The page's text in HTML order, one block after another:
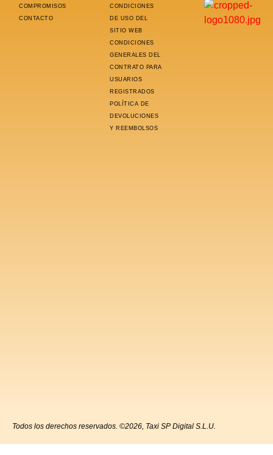
COMPROMISOS
CONTACTO
CONDICIONES
DE USO DEL
SITIO WEB
CONDICIONES
GENERALES DEL
CONTRATO PARA
USUARIOS
REGISTRADOS
POLÍTICA DE
DEVOLUCIONES
Y REEMBOLSOS
Todos los derechos reservados. ©2026, Taxi SP Digital S.L.U.